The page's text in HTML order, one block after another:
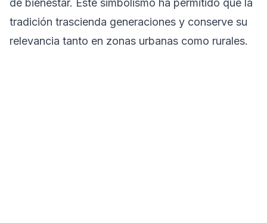
tradición trascienda generaciones y conserve su
relevancia tanto en zonas urbanas como rurales.